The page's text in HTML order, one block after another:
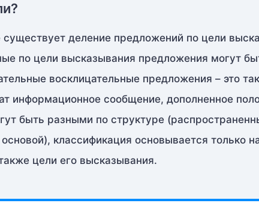
деление предложений по цели
по цели высказывания предложения могут
восклицательные предложения – это
информационное сообщение, дополненное
быть разными по структуре
классификация основывается только
цели его высказывания.